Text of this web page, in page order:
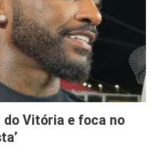
do Vitória e foca no